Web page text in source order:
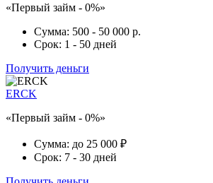
«Первый займ - 0%»
Сумма: 500 - 50 000 р.
Срок: 1 - 50 дней
Получить деньги
ERCK
«Первый займ - 0%»
Сумма: до 25 000 ₽
Срок: 7 - 30 дней